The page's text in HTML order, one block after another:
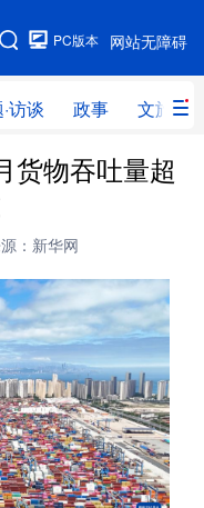
网站无障碍
PC版本
访谈 政事 文旅
时政 人事
网评
球连线
体育 文化
访谈 视频
金融 汽车
息化 乡村振兴
旅游 能源
货物吞吐量超
：新华网